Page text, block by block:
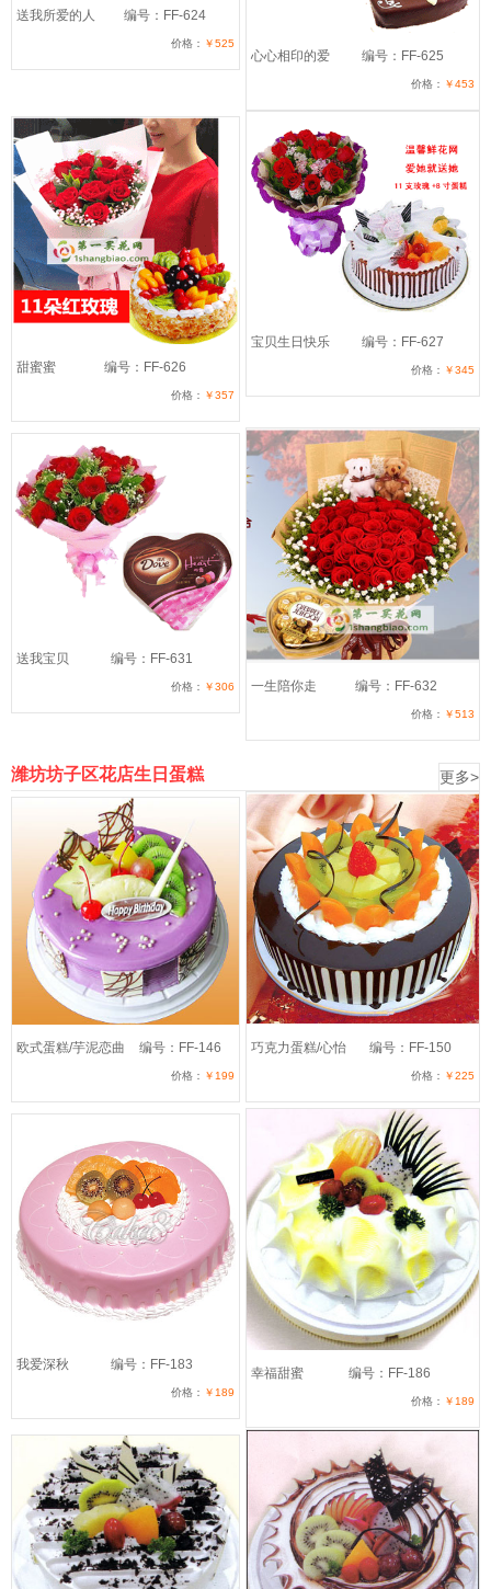
送我所爱的人 编号：FF-624
价格： ￥525
心心相印的爱 编号：FF-625
价格： ￥453
甜蜜蜜 编号：FF-626
价格： ￥357
宝贝生日快乐 编号：FF-627
价格： ￥345
送我宝贝 编号：FF-631
价格： ￥306 一生陪你走 编号：FF-632
价格： ￥513
潍坊坊子区花店生日蛋糕 更多>
欧式蛋糕/芋泥恋曲 编号：FF-146
价格： ￥199
巧克力蛋糕/心怡 编号：FF-150
价格： ￥225
我爱深秋 编号：FF-183
价格： ￥189
幸福甜蜜 编号：FF-186
价格： ￥189